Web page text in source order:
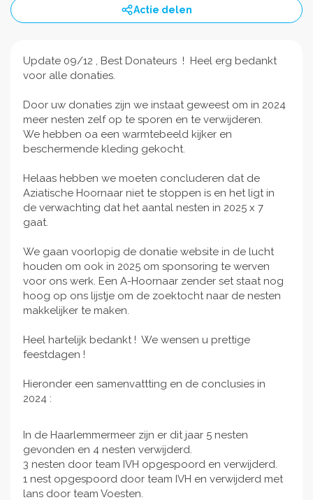
Actie delen
Update 09/12 , Best Donateurs ! Heel erg bedankt
voor alle donaties.
Door uw donaties zijn we instaat geweest om in 2024
meer nesten zelf op te sporen en te verwijderen.
We hebben oa een warmtebeeld kijker en
beschermende kleding gekocht.
Helaas hebben we moeten concluderen dat de
Aziatische Hoornaar niet te stoppen is en het ligt in
de verwachting dat het aantal nesten in 2025 x 7
gaat.
We gaan voorlopig de donatie website in de lucht
houden om ook in 2025 om sponsoring te werven
voor ons werk. Een A-Hoornaar zender set staat nog
hoog op ons lijstje om de zoektocht naar de nesten
makkelijker te maken.
Heel hartelijk bedankt ! We wensen u prettige
feestdagen !
Hieronder een samenvattting en de conclusies in
2024 :
In de Haarlemmermeer zijn er dit jaar 5 nesten
gevonden en 4 nesten verwijderd.
3 nesten door team IVH opgespoord en verwijderd.
1 nest opgespoord door team IVH en verwijderd met
lans door team Voesten.